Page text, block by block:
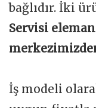
bağlıdır. İki
Servisi
İş modeli